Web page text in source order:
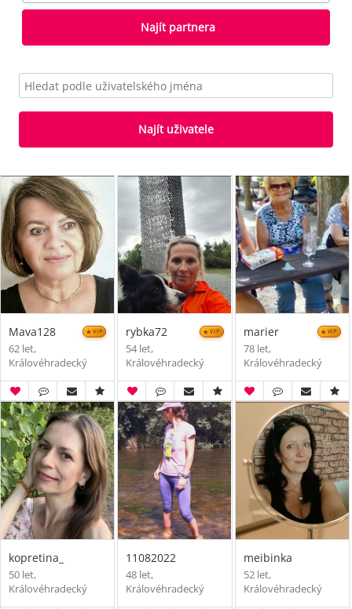
Najít partnera
Najít uživatele
Mava128 VIP
62 let,
Královéhradecký
rybka72 VIP
54 let,
Královéhradecký
marier VIP
78 let,
Královéhradecký
kopretina_
50 let,
Královéhradecký
11082022
48 let,
Královéhradecký
meibinka
52 let,
Královéhradecký